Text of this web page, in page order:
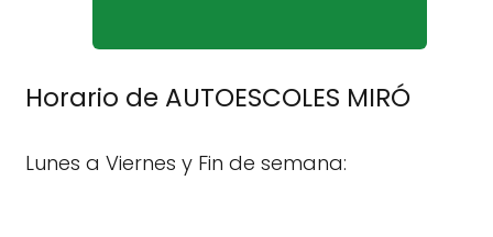
Horario de AUTOESCOLES MIRÓ
Lunes a Viernes y Fin de semana: